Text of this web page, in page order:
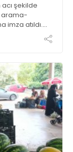
şekilde
arama-
imza atıldı.
akreditasyon